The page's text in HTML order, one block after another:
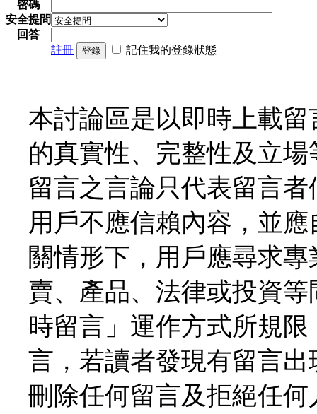
密碼
安全提問
回答
註冊
登錄 記住我的登錄狀態
本討論區是以即時上載
的真實性、完整性及立
留言之言論只代表留言
用戶不應信賴內容，並
關情形下，用戶應尋求
賣、產品、法律或投資
時留言」運作方式所規
言，若讀者發現有留言
刪除任何留言及拒絕任